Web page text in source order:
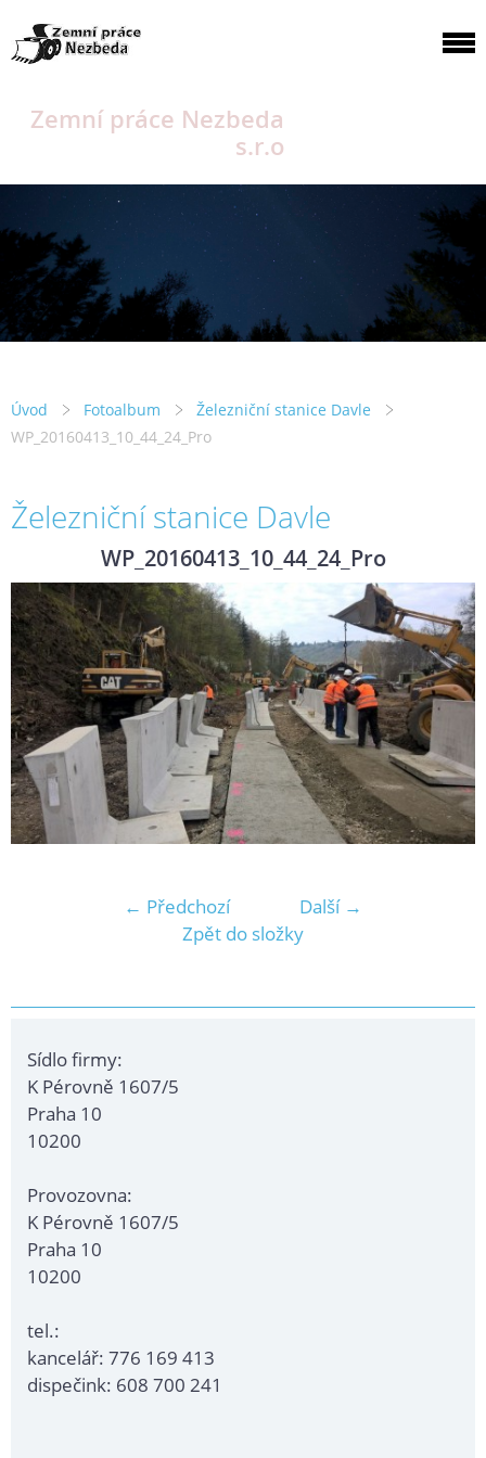
Zemní práce Nezbeda
s.r.o
Úvod Fotoalbum
Železniční stanice Davle
WP_20160413_10_44_24_Pro
Železniční stanice Davle
WP_20160413_10_44_24_Pro
← Předchozí
Další →
Zpět do složky
Sídlo firmy:
K Pérovně 1607/5
Praha 10
10200
Provozovna:
K Pérovně 1607/5
Praha 10
10200
tel.:
kancelář: 776 169 413
dispečink: 608 700 241